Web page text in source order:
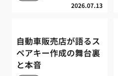
2026.07.13
自動車販売店が語るス
ペアキー作成の舞台裏
と本音